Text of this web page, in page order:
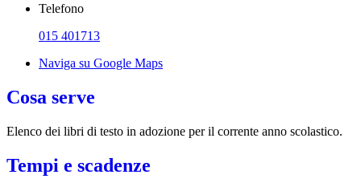
Telefono
015 401713
Naviga su Google Maps
Cosa serve
Elenco dei libri di testo in adozione per il corrente anno scolastico.
Tempi e scadenze